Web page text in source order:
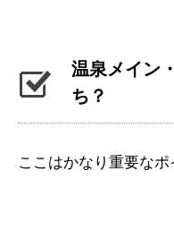
温泉メイン
ち？
ここはかなり重要なポ